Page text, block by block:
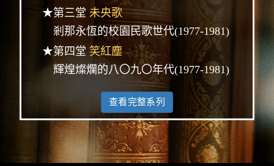
★第三堂 未央歌
剎那永恆的校園民歌世代(1977-1981)
★第四堂 笑紅塵
輝煌燦爛的八〇九〇年代(1977-1981)
查看完整系列